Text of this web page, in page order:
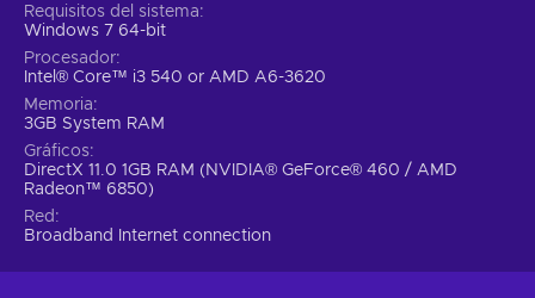
Requisitos del sistema
Windows 7 64-bit
Procesador
Intel® Core™ i3 540 or AMD A6-3620
Memoria
3GB System RAM
Gráficos
DirectX 11.0 1GB RAM (NVIDIA® GeForce® 460 / AMD
Radeon™ 6850)
Red
Broadband Internet connection